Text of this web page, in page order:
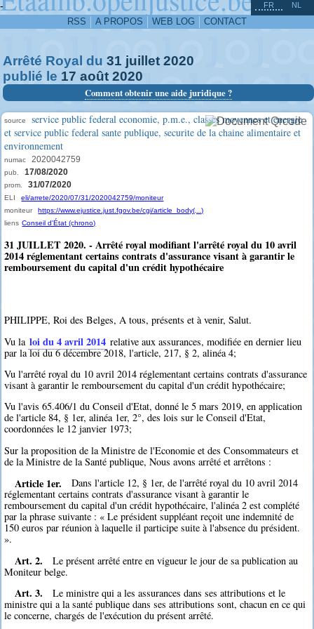
-
RSS A PROPOS WEB LOG CONTACT
FR NL
Arrêté Royal du 31 juillet 2020
publié le 17 août 2020
Comment obtenir une aide juridique ?
source
service public federal economie, p.m.e., classes moyennes et energie
et service public federal sante publique, securite de la chaine alimentaire et
environnement
numac 2020042759
pub. 17/08/2020
prom. 31/07/2020
ELI
eli/arrete/2020/07/31/2020042759/moniteur
moniteur
https://www.ejustice.just.fgov.be/cgi/article_body(...)
liens Conseil d'État (chrono)
31 JUILLET 2020. - Arrêté royal modifiant l'arrêté royal du 10 avril
2014 réglementant certains contrats d'assurance visant à garantir le
remboursement du capital d'un crédit hypothécaire
PHILIPPE, Roi des Belges, A tous, présents et à venir, Salut.
Vu la loi du 4 avril 2014 relative aux assurances, modifiée en dernier lieu
par la loi du 6 décembre 2018, l'article, 217, § 2, alinéa 4;
Vu l'arrêté royal du 10 avril 2014 réglementant certains contrats d'assurance
visant à garantir le remboursement du capital d'un crédit hypothécaire;
Vu l'avis 65.406/1 du Conseil d'Etat, donné le 5 mars 2019, en application
de l'article 84, § 1er, alinéa 1er, 2°, des lois sur le Conseil d'Etat,
coordonnées le 12 janvier 1973;
Sur la proposition de la Ministre de l'Economie et des Consommateurs et
de la Ministre de la Santé publique, Nous avons arrêté et arrêtons :
Article 1er.
Dans l'article 12, § 1er, de l'arrêté royal du 10 avril 2014
réglementant certains contrats d'assurance visant à garantir le
remboursement du capital d'un crédit hypothécaire, l'alinéa 2 est complété
par la phrase suivante : « Le président suppléant reçoit une indemnité de
150 euros par réunion à laquelle il participe suite à l'absence du président.
».
Art. 2.
Le présent arrêté entre en vigueur le jour de sa publication au
Moniteur belge.
Art. 3.
Le ministre qui a les assurances dans ses attributions et le
ministre qui a la santé publique dans ses attributions sont, chacun en ce qui
le concerne, chargés de l'exécution du présent arrêté.
^